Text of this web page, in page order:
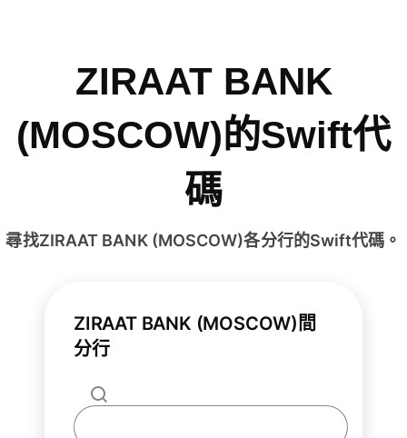
ZIRAAT BANK
(MOSCOW)的Swift代
碼
尋找ZIRAAT BANK (MOSCOW)各分行的Swift代碼。
ZIRAAT BANK (MOSCOW)間
分行